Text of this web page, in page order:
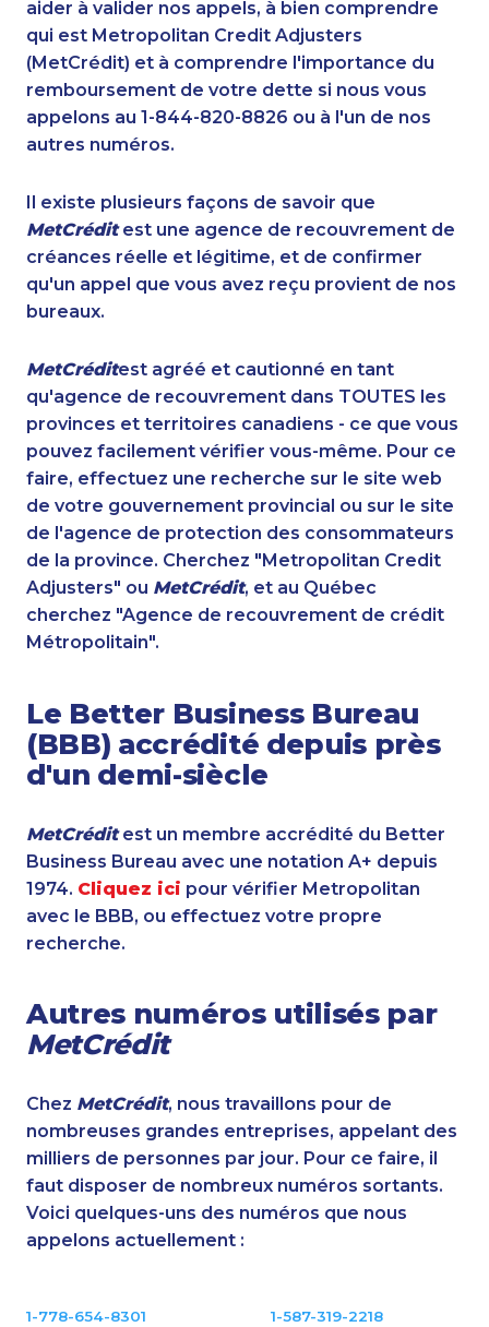
aider à valider nos appels, à bien comprendre
qui est Metropolitan Credit Adjusters
(MetCrédit) et à comprendre l'importance du
remboursement de votre dette si nous vous
appelons au 1-844-820-8826 ou à l'un de nos
autres numéros.
Il existe plusieurs façons de savoir que
MetCréditest une agence de recouvrement de
créances réelle et légitime, et de confirmer
qu'un appel que vous avez reçu provient de nos
bureaux.
MetCréditest agréé et cautionné en tant
qu'agence de recouvrement dans TOUTES les
provinces et territoires canadiens - ce que vous
pouvez facilement vérifier vous-même. Pour ce
faire, effectuez une recherche sur le site web
de votre gouvernement provincial ou sur le site
de l'agence de protection des consommateurs
de la province. Cherchez "Metropolitan Credit
Adjusters" ou MetCrédit, et au Québec
cherchez "Agence de recouvrement de crédit
Métropolitain".
Le Better Business Bureau
(BBB) accrédité depuis près
d'un demi-siècle
MetCréditest un membre accrédité du Better
Business Bureau avec une notation A+ depuis
1974. Cliquez ici pour vérifier Metropolitan
avec le BBB, ou effectuez votre propre
recherche.
Autres numéros utilisés par
MetCrédit
Chez MetCrédit, nous travaillons pour de
nombreuses grandes entreprises, appelant des
milliers de personnes par jour. Pour ce faire, il
faut disposer de nombreux numéros sortants.
Voici quelques-uns des numéros que nous
appelons actuellement :
1-778-654-8301
1-587-319-2218